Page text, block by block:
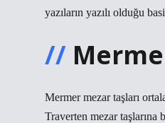
yazıların yazılı olduğu
Mermer mezar taşları
Traverten mezar